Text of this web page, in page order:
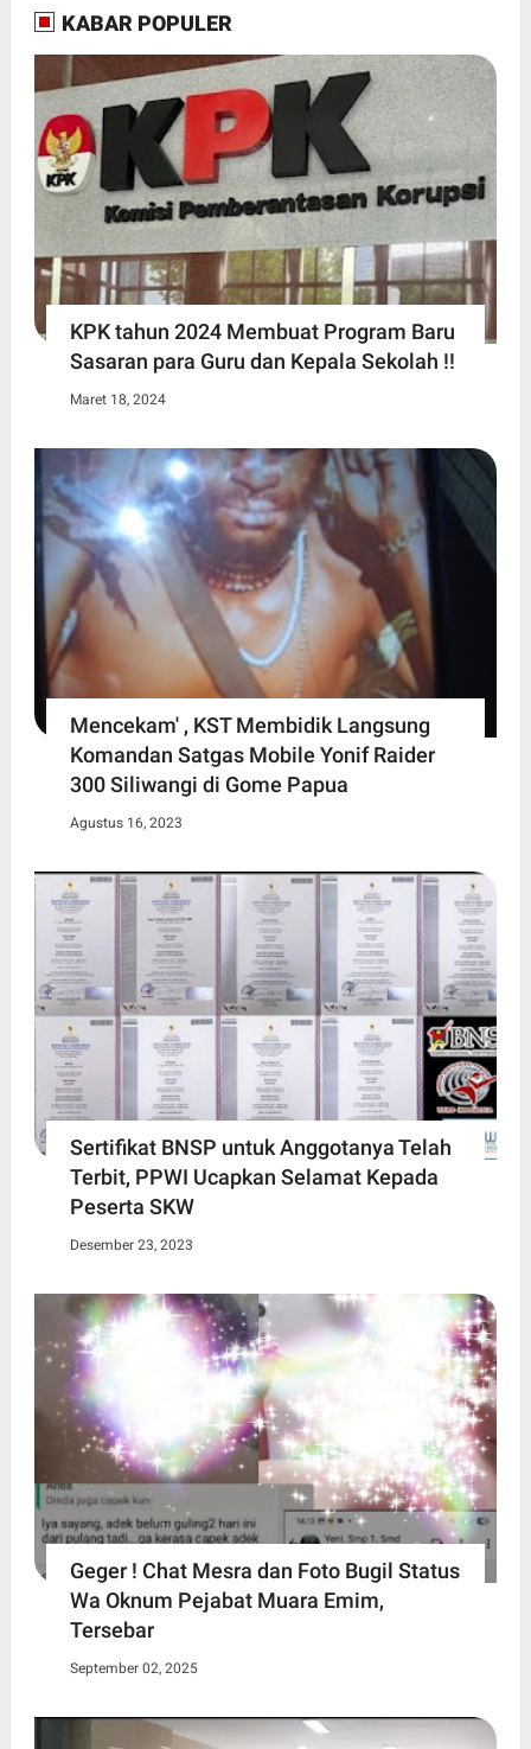
KABAR POPULER
KPK tahun 2024 Membuat Program Baru
Sasaran para Guru dan Kepala Sekolah !!
Maret 18, 2024
Mencekam' , KST Membidik Langsung
Komandan Satgas Mobile Yonif Raider
300 Siliwangi di Gome Papua
Agustus 16, 2023
Sertifikat BNSP untuk Anggotanya Telah
Terbit, PPWI Ucapkan Selamat Kepada
Peserta SKW
Desember 23, 2023
Geger ! Chat Mesra dan Foto Bugil Status
Wa Oknum Pejabat Muara Emim,
Tersebar
September 02, 2025